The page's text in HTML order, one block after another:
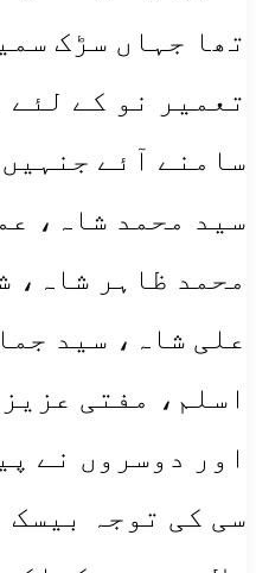
تھا جہاں سڑک
تعمیر نو کے
سامنے آئے
سید محمد شاہ،
محمد ظاہر شاہ،
علی شاہ، سید
اسلم، مفتی
اور دوسروں نے
سی کی توجہ بیسک